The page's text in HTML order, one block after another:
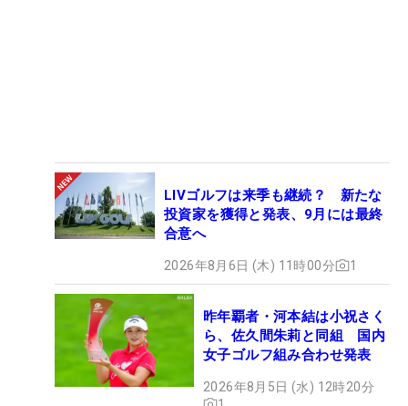
LIVゴルフは来季も継続？ 新たな
投資家を獲得と発表、9月には最終
合意へ
2026年8月6日 (木) 11時00分 1
昨年覇者・河本結は小祝さく
ら、佐久間朱莉と同組 国内
女子ゴルフ組み合わせ発表
2026年8月5日 (水) 12時20分